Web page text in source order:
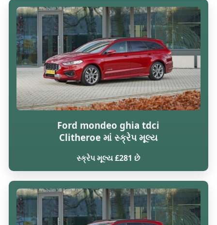
Ford mondeo ghia tdci
Clitheroe માં સ્ક્રેપ મૂલ્ય
સ્ક્રેપ મૂલ્ય £281 છે